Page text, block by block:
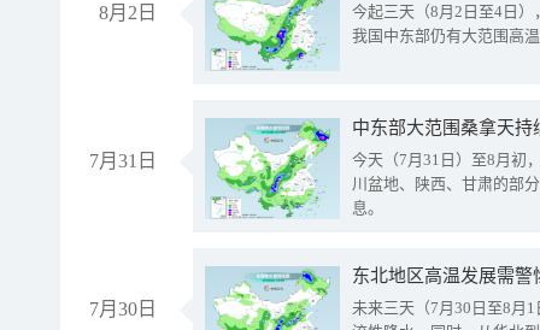
8月2日
今起三天（8月2日至4日
我国中东部仍有大范围高
7月31日
中东部大范围桑拿天
今天（7月31日）至8月初
川盆地、陕西、甘肃的部
息。
7月30日
东北地区高温发展需
未来三天（7月30日至8月